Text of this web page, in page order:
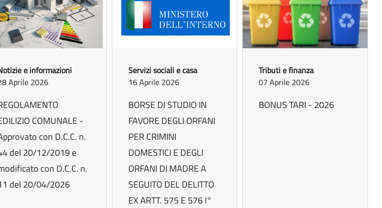
e informazioni
Aprile 2026
COMUNALE -
con D.C.C. n.
del 20/12/2019 e
con D.C.C. n.
del 20/04/2026
Servizi sociali e casa
16 Aprile 2026
BORSE DI STUDIO IN
FAVORE DEGLI ORFANI
PER CRIMINI
DOMESTICI E DEGLI
ORFANI DI MADRE A
SEGUITO DEL DELITTO
EX ARTT. 575 E 576 I°
Tributi e finanza
07 Aprile 2026
BONUS TARI - 2026